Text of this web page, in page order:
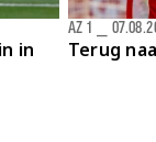
in
Terug
AZ 1